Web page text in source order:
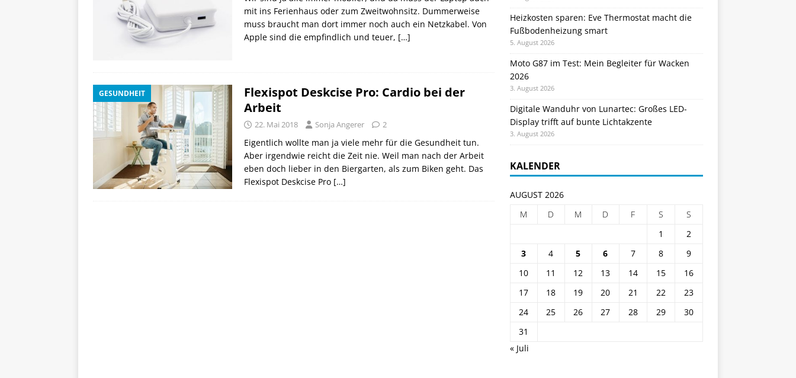
Vorankündigung: Back to School 2026 startet am 17. August ALLGEMEIN
mit ins Ferienhaus oder zum Zweitwohnsitz. Dummerweise
muss braucht man dort immer noch auch ein Netzkabel. Von
Apple sind die empfindlich und teuer, […]
GESUNDHEIT
Flexispot Deskcise Pro: Cardio bei der
Arbeit
22. Mai 2018 Sonja Angerer 2
Eigentlich wollte man ja viele mehr für die Gesundheit tun.
Aber irgendwie reicht die Zeit nie. Weil man nach der Arbeit
eben doch lieber in den Biergarten, als zum Biken geht. Das
Flexispot Deskcise Pro […]
Heizkosten sparen: Eve Thermostat macht die
Fußbodenheizung smart
5. August 2026
Moto G87 im Test: Mein Begleiter für Wacken
2026
3. August 2026
Digitale Wanduhr von Lunartec: Großes LED-
Display trifft auf bunte Lichtakzente
3. August 2026
KALENDER
AUGUST 2026
M
D M D F S
S
1
2
3
4 5 6 7 8
9
10
11 12 13 14 15
16
17
18 19 20 21 22
23
24
25 26 27 28 29
30
31
« Juli